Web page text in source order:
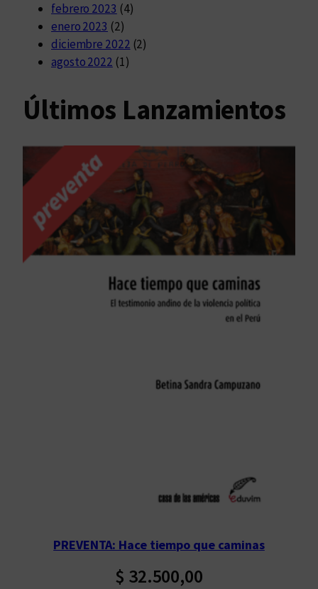
febrero 2023 (4)
enero 2023 (2)
diciembre 2022 (2)
agosto 2022 (1)
Últimos Lanzamientos
PREVENTA: Hace tiempo que caminas
$ 32.500,00